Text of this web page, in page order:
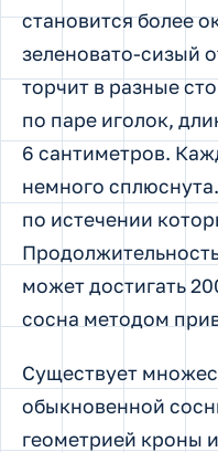
становится более
зеленовато-сизый
торчит в разные
по паре иголок,
6 сантиметров.
немного
по истечении
может достигать
сосна методом
Существует
обыкновенной
геометрией кроны